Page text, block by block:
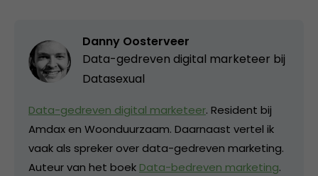
Danny Oosterveer
Data-gedreven digital marketeer bij
Datasexual
Data-gedreven digital marketeer. Resident bij
Amdax en Woonduurzaam. Daarnaast vertel ik
vaak als spreker over data-gedreven marketing.
Auteur van het boek Data-bedreven marketing.